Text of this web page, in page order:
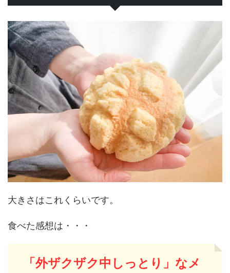
大きさはこれくらいです。
食べた感想は・・・
「外ザクザク中しっとり」なメ